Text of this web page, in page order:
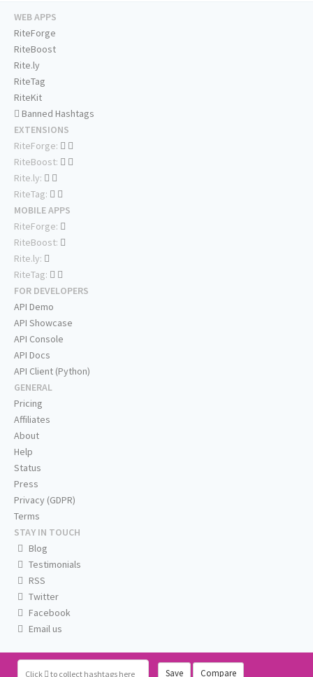
Click to collect hashtags here Save Compare
WEB APPS
RiteForge
RiteBoost
Rite.ly
RiteTag
RiteKit
Banned Hashtags
EXTENSIONS
RiteForge:
RiteBoost:
Rite.ly:
RiteTag:
MOBILE APPS
RiteForge:
RiteBoost:
Rite.ly:
RiteTag:
FOR DEVELOPERS
API Demo
API Showcase
API Console
API Docs
API Client (Python)
GENERAL
Pricing
Affiliates
About
Help
Status
Press
Privacy (GDPR)
Terms
STAY IN TOUCH
Blog
Testimonials
RSS
Twitter
Facebook
Email us